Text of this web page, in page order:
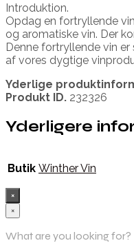
Introduktion.
Opdag en fortryllende
og aromatiske vin. Der
Denne fortryllende vin
af vores dygtige
Yderlige
Produkt ID. 232326
Yderligere
Butik Winther Vin
×
×
What are you looking for?